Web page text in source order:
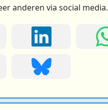
anderen via social media.